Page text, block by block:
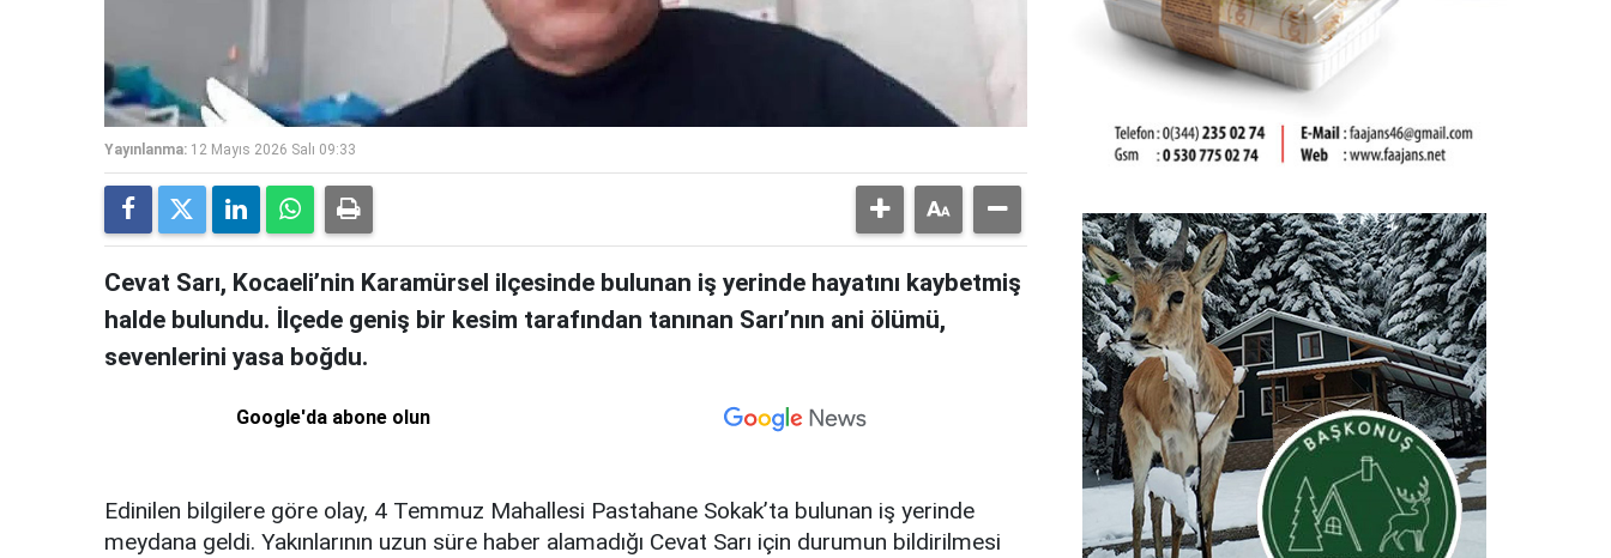
Yayınlanma: 12 Mayıs 2026 Salı 09:33
Cevat Sarı, Kocaeli’nin Karamürsel ilçesinde bulunan iş yerinde hayatını kaybetmiş
halde bulundu. İlçede geniş bir kesim tarafından tanınan Sarı’nın ani ölümü,
sevenlerini yasa boğdu.
Google'da abone olun
Edinilen bilgilere göre olay, 4 Temmuz Mahallesi Pastahane Sokak’ta bulunan iş yerinde
meydana geldi. Yakınlarının uzun süre haber alamadığı Cevat Sarı için durumun bildirilmesi